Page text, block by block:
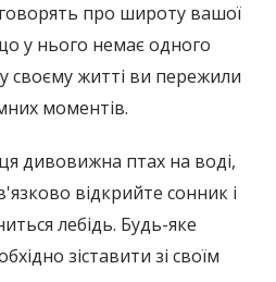
про широту вашої
у нього немає одного
своєму житті ви пережили
моментів.
дивовижна птах на воді,
відкрийте сонник і
лебідь. Будь-яке
зіставити зі своїм